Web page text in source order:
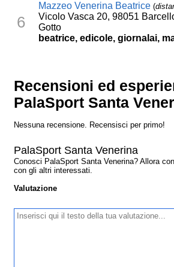
6
Mazzeo Venerina Beatrice (
Vicolo Vasca 20, 98051
Gotto
beatrice, edicole, giornalai,
Recensioni ed
PalaSport Santa
Nessuna recensione. Recensisci per primo!
PalaSport Santa Venerina
Conosci PalaSport Santa Venerina? Allora
con gli altri interessati.
Valutazione